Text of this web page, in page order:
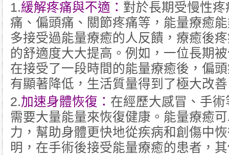
1.緩解疼痛與不適： 對於長期受慢性
痛、偏頭痛、關節疼痛等，能量療癒
多接受過能量療癒的人反饋，療癒後
的舒適度大大提高。例如，一位長期
在接受了一段時間的能量療癒後，偏
有顯著降低，生活質量得到了極大改
2.加速身體恢復： 在經歷大感冒、手
需要大量能量來恢復健康。能量療癒
力，幫助身體更快地從疾病和創傷中
明，在手術後接受能量療癒的患者，